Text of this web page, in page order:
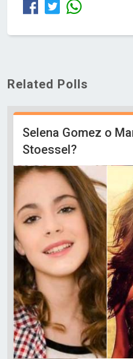
Related Polls
Selena Gomez o
Stoessel?